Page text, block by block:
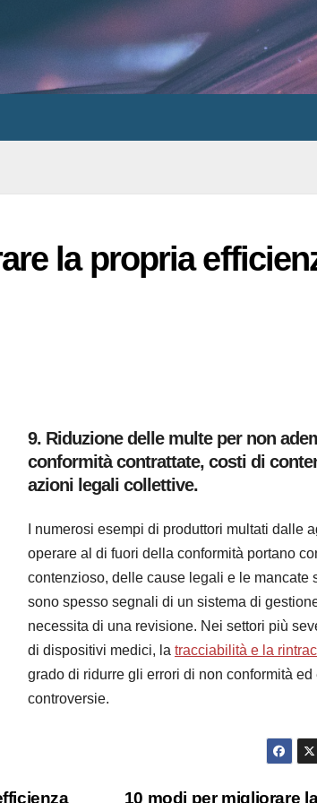
la propria
9. Riduzione delle multe per non
conformità contrattate, costi di
azioni legali collettive.
I numerosi esempi di produttori multati dalle
operare al di fuori della conformità portano
contenzioso, delle cause legali e le mancate
sono spesso segnali di un sistema di
necessita di una revisione. Nei settori più
di dispositivi medici, la tracciabilità e la
grado di ridurre gli errori di non conformità
controversie.
10 modi per migliorare